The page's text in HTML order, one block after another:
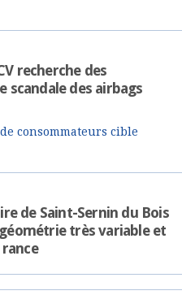
recherche des
scandale des airbags
consommateurs cible
de Saint-Sernin du Bois
très variable et